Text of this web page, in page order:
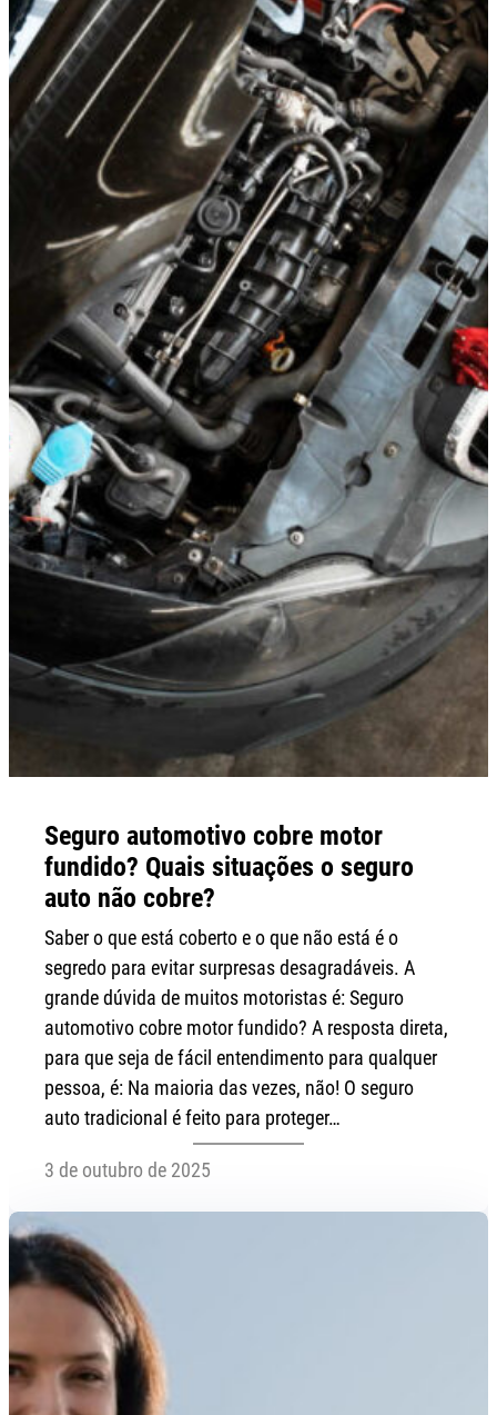
Seguro automotivo cobre motor
fundido? Quais situações o seguro
auto não cobre?
Saber o que está coberto e o que não está é o
segredo para evitar surpresas desagradáveis. A
grande dúvida de muitos motoristas é: Seguro
automotivo cobre motor fundido? A resposta direta,
para que seja de fácil entendimento para qualquer
pessoa, é: Na maioria das vezes, não! O seguro
auto tradicional é feito para proteger…
3 de outubro de 2025